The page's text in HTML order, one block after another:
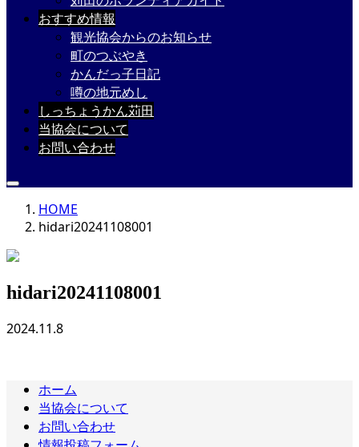
おすすめ情報
観光協会からのお知らせ
町のつぶやき
かんだっ子日記
噂の地元めし
しっちょうかん苅田
当協会について
お問い合わせ
HOME
hidari20241108001
hidari20241108001
2024.11.8
ホーム
当協会について
お問い合わせ